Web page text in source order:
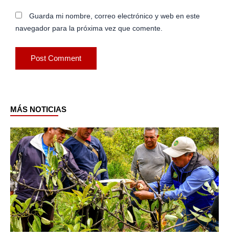
Guarda mi nombre, correo electrónico y web en este
navegador para la próxima vez que comente.
MÁS NOTICIAS
Page PagePagePagePagePage Page